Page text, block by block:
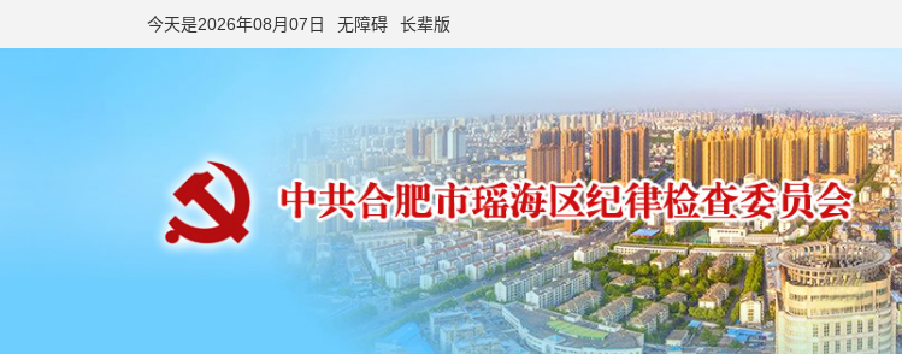
今天是2026年08月07日 无障碍 长辈版